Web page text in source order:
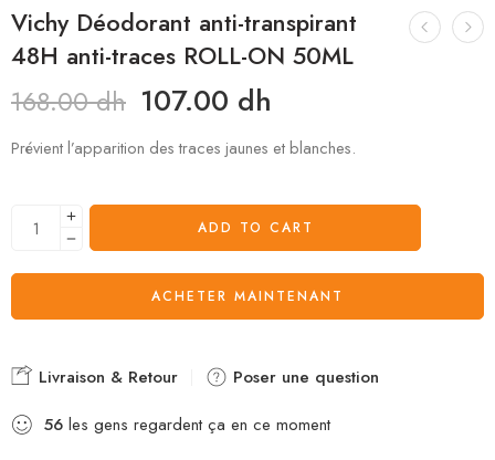
Vichy Déodorant anti-transpirant
48H anti-traces ROLL-ON 50ML
168.00dh 107.00 dh
Prévient l’apparition des traces jaunes et blanches.
ADD TO CART
ACHETER MAINTENANT
Livraison & Retour
Poser une question
56 les gens regardent ça en ce moment